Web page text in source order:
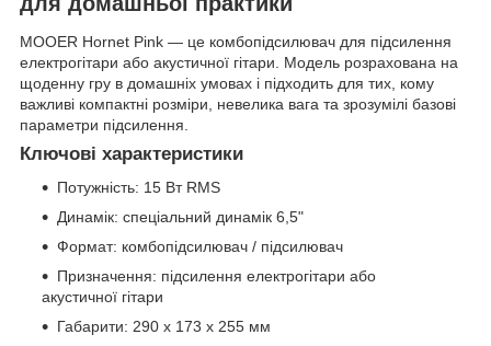
MOOER Hornet Pink — це комбопідсилювач для підсилення
електрогітари або акустичної гітари. Модель розрахована на
щоденну гру в домашніх умовах і підходить для тих, кому
важливі компактні розміри, невелика вага та зрозумілі базові
параметри підсилення.
Ключові характеристики
Потужність: 15 Вт RMS
Динамік: спеціальний динамік 6,5"
Формат: комбопідсилювач / підсилювач
Призначення: підсилення електрогітари або
акустичної гітари
Габарити: 290 x 173 x 255 мм